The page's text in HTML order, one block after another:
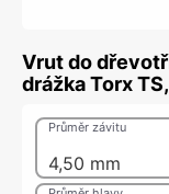
Vrut do
drážka Torx
4,50 mm
Průměr závitu